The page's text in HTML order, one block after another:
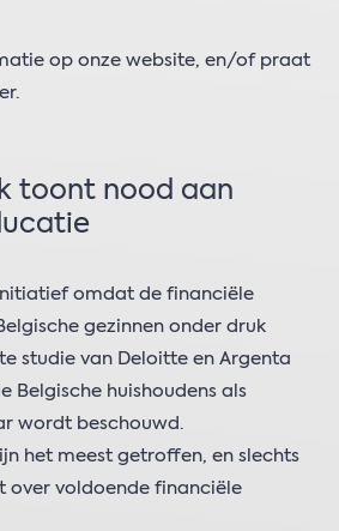
op onze website, en/of praat
toont nood aan
omdat de financiële
gezinnen onder druk
studie van Deloitte en Argenta
Belgische huishoudens als
wordt beschouwd.
het meest getroffen, en slechts
over voldoende financiële